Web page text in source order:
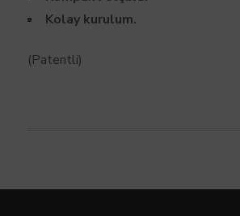
Kolay kurulum.
(Patentli)